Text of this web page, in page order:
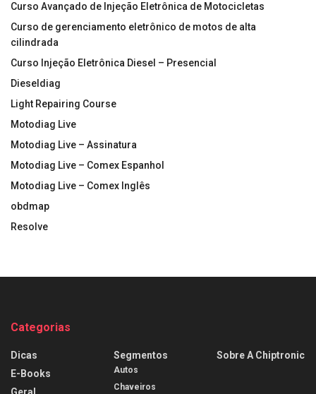
Curso Avançado de Injeção Eletrônica de Motocicletas
Curso de gerenciamento eletrônico de motos de alta
cilindrada
Curso Injeção Eletrônica Diesel – Presencial
Dieseldiag
Light Repairing Course
Motodiag Live
Motodiag Live – Assinatura
Motodiag Live – Comex Espanhol
Motodiag Live – Comex Inglês
obdmap
Resolve
Categorias
Dicas
E-Books
Segmentos
Autos
Chaveiros
Sobre A Chiptronic